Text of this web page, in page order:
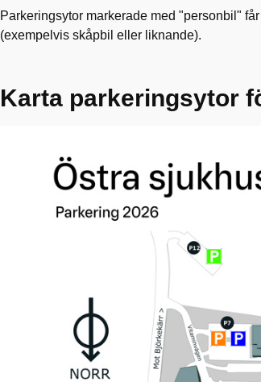
Parkeringsytor markerade med "personbil"
(exempelvis skåpbil eller liknande).
Karta parkeringsytor